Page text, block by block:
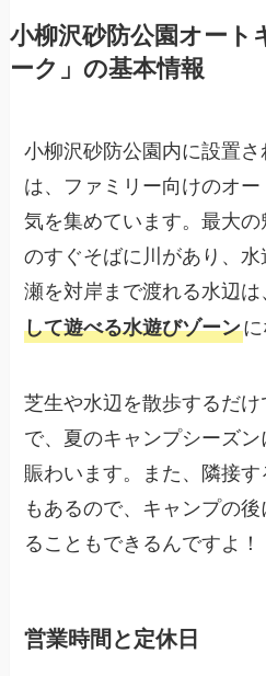
小柳沢砂防公園オート
ーク」の基本情報
小柳沢砂防公園内に設置さ
は、ファミリー向けのオ
気を集めています。最大
のすぐそばに川があり、
瀬を対岸まで渡れる水辺
して遊べる水遊びゾーン
芝生や水辺を散歩するだ
で、夏のキャンプシーズ
賑わいます。また、隣接
もあるので、キャンプの
ることもできるんですよ！
営業時間と定休日